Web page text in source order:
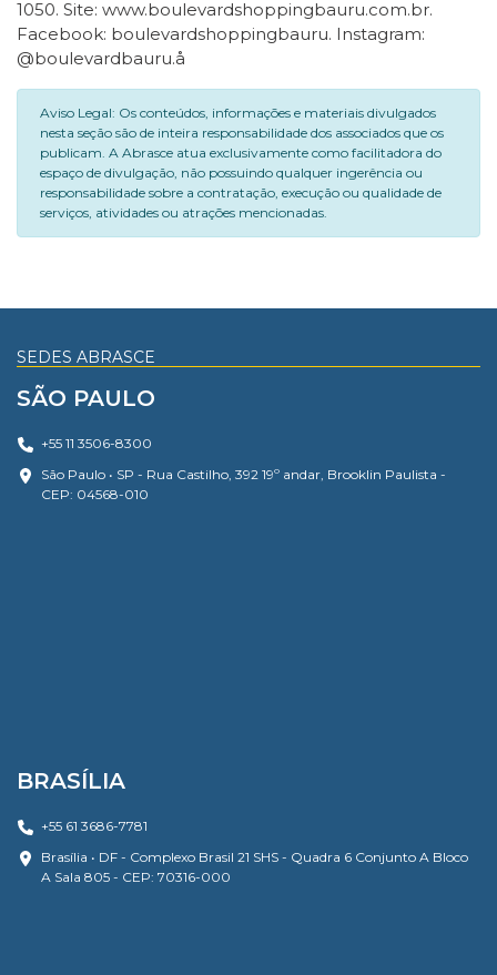
1050. Site: www.boulevardshoppingbauru.com.br.
Facebook: boulevardshoppingbauru. Instagram:
@boulevardbauru.å
Aviso Legal: Os conteúdos, informações e materiais divulgados
nesta seção são de inteira responsabilidade dos associados que os
publicam. A Abrasce atua exclusivamente como facilitadora do
espaço de divulgação, não possuindo qualquer ingerência ou
responsabilidade sobre a contratação, execução ou qualidade de
serviços, atividades ou atrações mencionadas.
SEDES ABRASCE
SÃO PAULO
+55 11 3506-8300
São Paulo • SP - Rua Castilho, 392 19º andar, Brooklin Paulista -
CEP: 04568-010
BRASÍLIA
+55 61 3686-7781
Brasília • DF - Complexo Brasil 21 SHS - Quadra 6 Conjunto A Bloco
A Sala 805 - CEP: 70316-000